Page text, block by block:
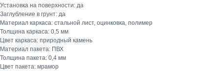
Установка на поверхности: да
Заглубление в грунт: да
Материал каркаса: стальной лист, оцинковка, полимер
Толщина каркаса: 0,5 мм
Цвет каркаса: природный камень
Материал пакета: ПВХ
Толщина пакета: 0,4 мм
Цвет пакета: мрамор